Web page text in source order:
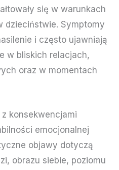
się w warunkach
dzieciństwie. Symptomy
i często ujawniają
w bliskich relacjach,
oraz w momentach
konsekwencjami
emocjonalnej
objawy dotyczą
obrazu siebie, poziomu